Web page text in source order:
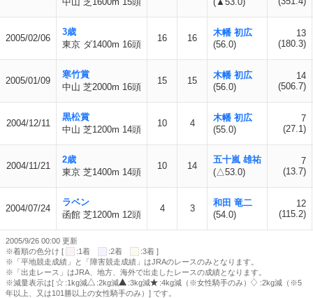
2005/02/06
3歳
東京 ダ1400m 16頭
16 16
木幡 初広
(56.0)
13
(180.3)
2005/01/09
寒竹賞
中山 芝2000m 16頭
15 15
木幡 初広
(56.0)
14
(506.7)
2004/12/11
黒松賞
中山 芝1200m 14頭
10 4
木幡 初広
(55.0)
7
(27.1)
2004/11/21
2歳
東京 芝1400m 14頭
10 14
五十嵐 雄祐
(△53.0)
7
(13.7)
2004/07/24
ラベン
函館 芝1200m 12頭
4 3
和田 竜二
(54.0)
12
(115.2)
2005/9/26 00:00 更新
※着順の色分け [
:1着 :2着
:3着 ]
※「平地競走成績」と「障害競走成績」はJRAのレースのみとなります。
※「出走レース」はJRA、地方、海外で出走したレースの成績となります。
※減量表示は[
:1kg減 :2kg減 :3kg減 :4kg減（※女性騎手のみ）
:2kg減（※5
年以上、又は101勝以上の女性騎手のみ）] です。